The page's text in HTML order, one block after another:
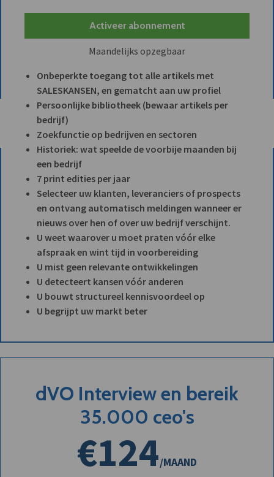
Activeer abonnement
Maandelijks opzegbaar
Onbeperkte toegang tot alle artikels met
SALESKANSEN, en gematcht aan uw profiel
Persoonlijke bibliotheek (bewaar artikels per
bedrijf)
Zoekfunctie op bedrijven en sectoren
Historiek: wat speelde de voorbije maanden bij
een bedrijf
7 print edities per jaar
Selecteer uw klanten, leveranciers of prospects
en ontvang automatisch meldingen wanneer er
nieuws over hen of over uw bedrijf verschijnt.
U weet waarover u moet praten vóór elke
afspraak en wint tijd in voorbereiding
U mist geen relevante ontwikkelingen
U detecteert kansen vóór anderen
U bouwt structureel kennisvoordeel op
U begrijpt uw markt beter
dVO Interview en bereik
35.000 ceo's
€124/MAAND